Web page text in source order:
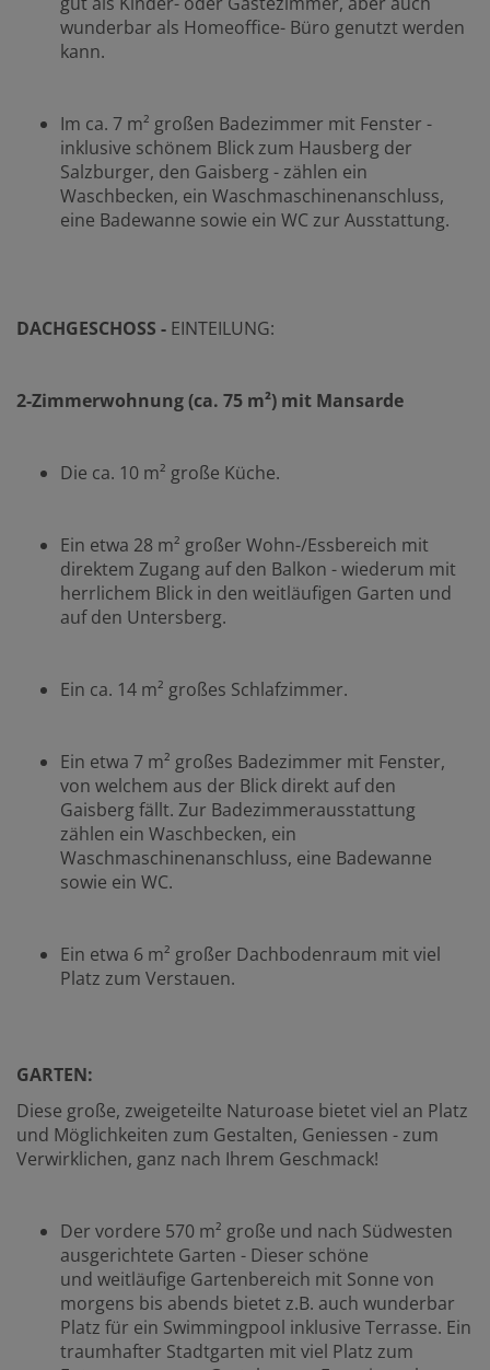
wunderbar als Homeoffice- Büro genutzt werden
kann.
Im ca. 7 m² großen Badezimmer mit Fenster -
inklusive schönem Blick zum Hausberg der
Salzburger, den Gaisberg - zählen ein
Waschbecken, ein Waschmaschinenanschluss,
eine Badewanne sowie ein WC zur Ausstattung.
DACHGESCHOSS - EINTEILUNG:
2-Zimmerwohnung (ca. 75 m²) mit Mansarde
Die ca. 10 m² große Küche.
Ein etwa 28 m² großer Wohn-/Essbereich mit
direktem Zugang auf den Balkon - wiederum mit
herrlichem Blick in den weitläufigen Garten und
auf den Untersberg.
Ein ca. 14 m² großes Schlafzimmer.
Ein etwa 7 m² großes Badezimmer mit Fenster,
von welchem aus der Blick direkt auf den
Gaisberg fällt. Zur Badezimmerausstattung
zählen ein Waschbecken, ein
Waschmaschinenanschluss, eine Badewanne
sowie ein WC.
Ein etwa 6 m² großer Dachbodenraum mit viel
Platz zum Verstauen.
GARTEN:
Diese große, zweigeteilte Naturoase bietet viel an Platz
und Möglichkeiten zum Gestalten, Geniessen - zum
Verwirklichen, ganz nach Ihrem Geschmack!
Der vordere 570 m² große und nach Südwesten
ausgerichtete Garten - Dieser schöne
und weitläufige Gartenbereich mit Sonne von
morgens bis abends bietet z.B. auch wunderbar
Platz für ein Swimmingpool inklusive Terrasse. Ein
traumhafter Stadtgarten mit viel Platz zum